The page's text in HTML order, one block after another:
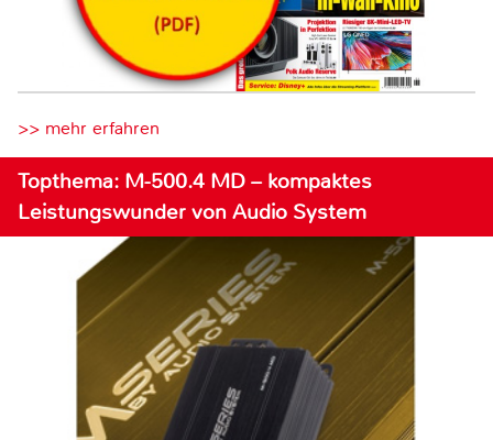
>> mehr erfahren
Topthema: M-500.4 MD – kompaktes
Leistungswunder von Audio System